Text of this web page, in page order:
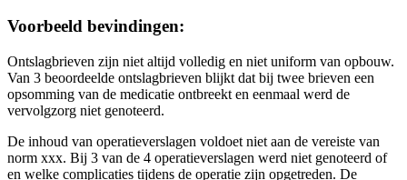
Voorbeeld bevindingen:
Ontslagbrieven zijn niet altijd volledig en niet uniform van opbouw.
Van 3 beoordeelde ontslagbrieven blijkt dat bij twee brieven een
opsomming van de medicatie ontbreekt en eenmaal werd de
vervolgzorg niet genoteerd.
De inhoud van operatieverslagen voldoet niet aan de vereiste van
norm xxx. Bij 3 van de 4 operatieverslagen werd niet genoteerd of
en welke complicaties tijdens de operatie zijn opgetreden. De